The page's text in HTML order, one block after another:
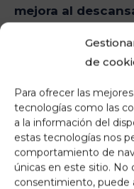
de
Para ofrecer las
tecnologías como las
a la información del
estas tecnologías nos
comportamiento de
únicas en este sitio. No
consentimiento,
mejora al
evaluación
Ojos secos
El enrojecimiento
signos claros de
vista fija en un
el parpadeo se